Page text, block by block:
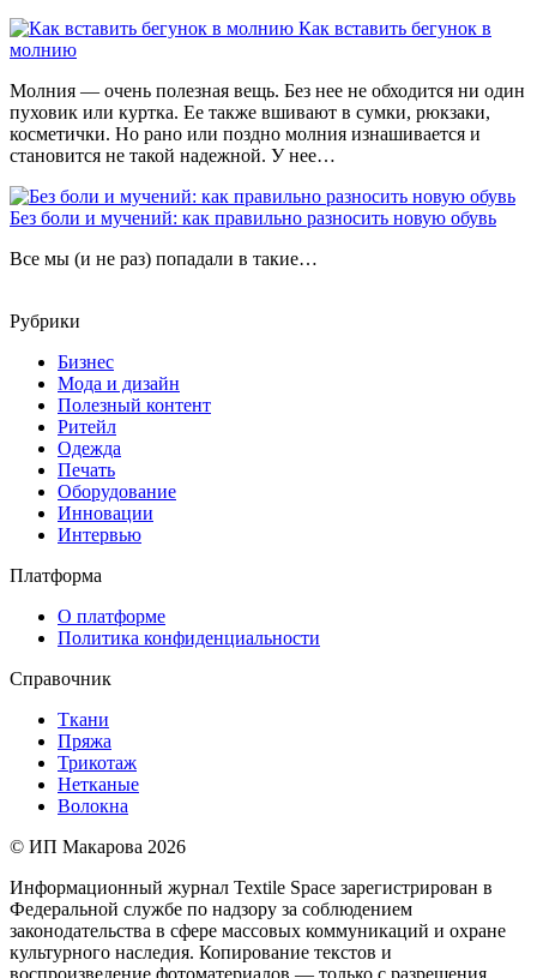
Как вставить бегунок в
молнию
Молния — очень полезная вещь. Без нее не обходится ни один
пуховик или куртка. Ее также вшивают в сумки, рюкзаки,
косметички. Но рано или поздно молния изнашивается и
становится не такой надежной. У нее…
Без боли и мучений: как правильно разносить новую обувь
Все мы (и не раз) попадали в такие…
Рубрики
Бизнес
Мода и дизайн
Полезный контент
Ритейл
Одежда
Печать
Оборудование
Инновации
Интервью
Платформа
О платформе
Политика конфиденциальности
Справочник
Ткани
Пряжа
Трикотаж
Нетканые
Волокна
© ИП Макарова 2026
Информационный журнал Textile Space зарегистрирован в
Федеральной службе по надзору за соблюдением
законодательства в сфере массовых коммуникаций и охране
культурного наследия. Копирование текстов и